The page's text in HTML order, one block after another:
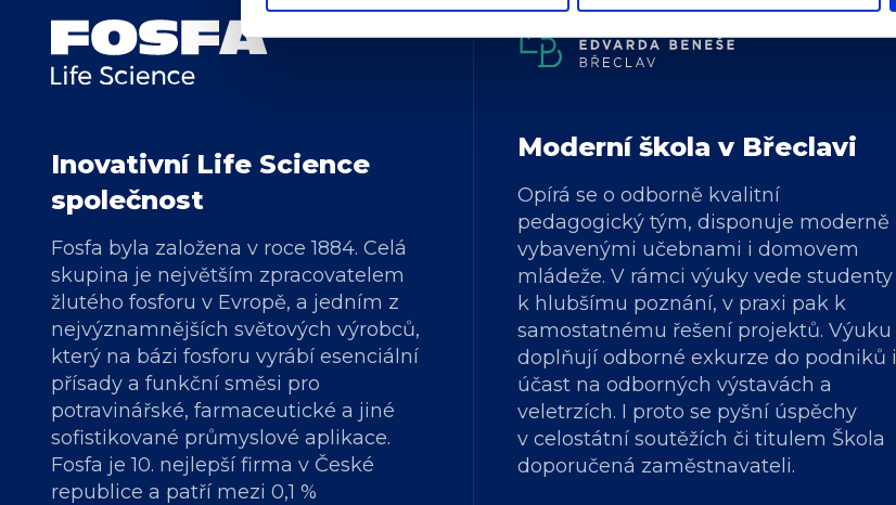
Inovativní Life Science
společnost
Fosfa byla založena v roce 1884. Celá
skupina je největším zpracovatelem
žlutého fosforu v Evropě, a jedním z
nejvýznamnějších světových výrobců,
který na bázi fosforu vyrábí esenciální
přísady a funkční směsi pro
potravinářské, farmaceutické a jiné
sofistikované průmyslové aplikace.
Fosfa je 10. nejlepší firma v České
republice a patří mezi 0,1 %
Moderní škola v Břeclavi
Opírá se o odborně kvalitní
pedagogický tým, disponuje moderně
vybavenými učebnami i domovem
mládeže. V rámci výuky vede studenty
k hlubšímu poznání, v praxi pak k
samostatnému řešení projektů. Výuku
doplňují odborné exkurze do podniků i
účast na odborných výstavách a
veletrzích. I proto se pyšní úspěchy
v celostátní soutěžích či titulem Škola
doporučená zaměstnavateli.